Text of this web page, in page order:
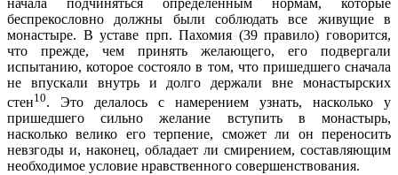
беспрекословно должны были соблюдать все живущие в
монастыре. В уставе прп. Пахомия (39 правило) говорится,
что прежде, чем принять желающего, его подвергали
испытанию, которое состояло в том, что пришедшего сначала
не впускали внутрь и долго держали вне монастырских
стен10. Это делалось с намерением узнать, насколько у
пришедшего сильно желание вступить в монастырь,
насколько велико его терпение, сможет ли он переносить
невзгоды и, наконец, обладает ли смирением, составляющим
необходимое условие нравственного совершенствования.